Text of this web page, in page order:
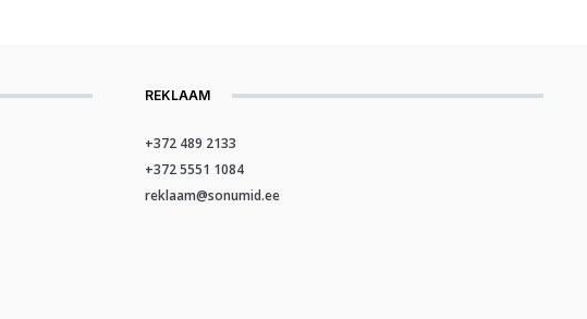
REKLAAM
+372 489 2133
+372 5551 1084
reklaam@sonumid.ee